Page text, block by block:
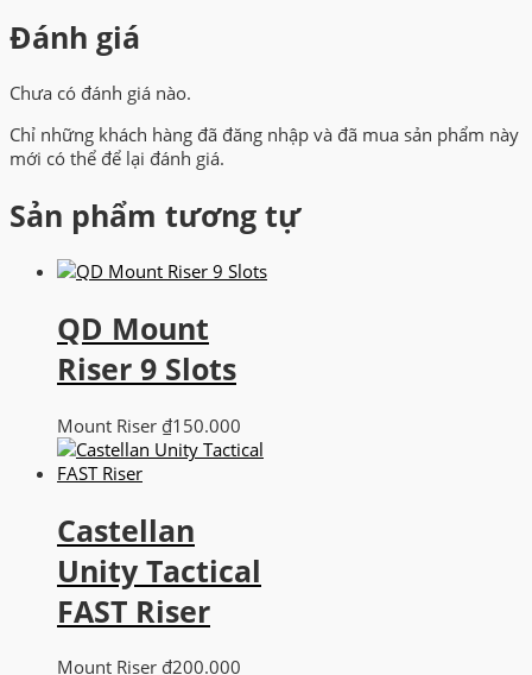
Đánh giá
Chưa có đánh giá nào.
Chỉ những khách hàng đã đăng nhập và đã mua sản phẩm này
mới có thể để lại đánh giá.
Sản phẩm tương tự
QD Mount
Riser 9 Slots
Mount Riser ₫150.000
Castellan
Unity Tactical
FAST Riser
Mount Riser ₫200.000